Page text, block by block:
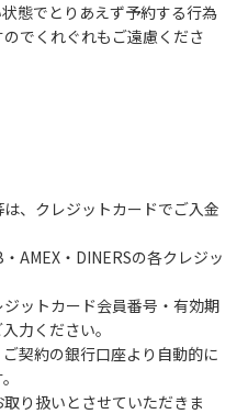
時まで（日帰り使用の場合は
ンの手続きを行っていない
ず手続きを行ってくださ
ションに出してください。
による焚き火、キャンプフ
トサウナの設置
川は、上流で雨が降ると短
と大変危険な状態になりや
される事故が数件起きてい
態でとりあえず予約する行為
でくれぐれもご遠慮くださ
、クレジットカードでご入金
AMEX・DINERSの各クレジッ
ットカード会員番号・有効期
力ください。
契約の銀行口座より自動的に
り扱いとさせていただきま